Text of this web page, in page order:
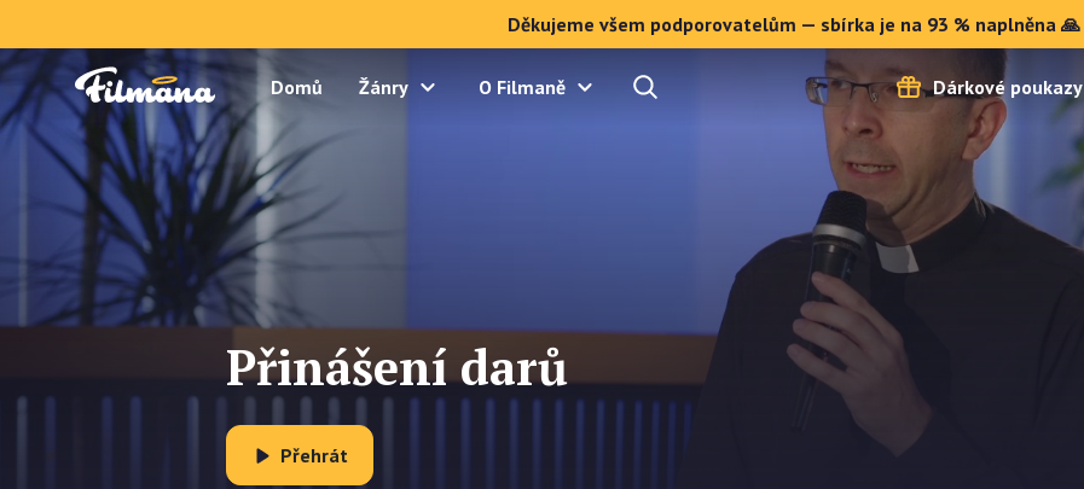
Děkujeme všem podporovatelům — sbírka je na 93 % naplněna 🙏
Domů Žánry O Filmaně Dárkové poukazy
Přinášení darů
Přehrát